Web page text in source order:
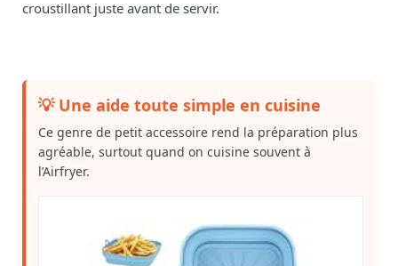
croustillant juste avant de servir.
💡 Une aide toute simple en cuisine
Ce genre de petit accessoire rend la préparation plus
agréable, surtout quand on cuisine souvent à
l’Airfryer.